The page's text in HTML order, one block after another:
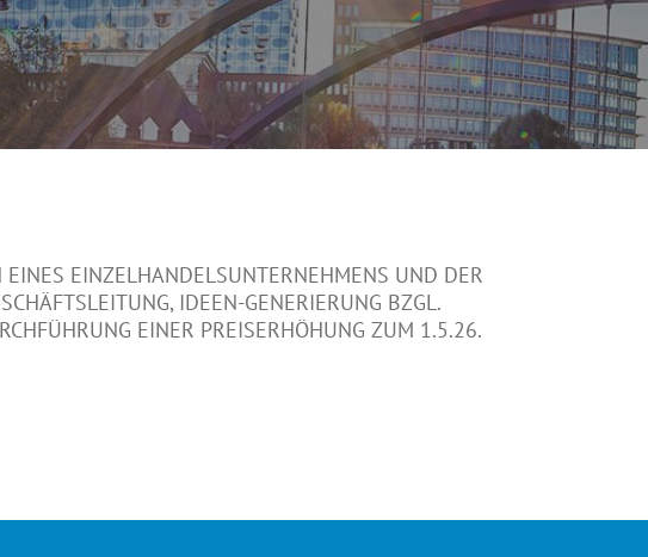
EINZELHANDELSUNTERNEHMENS UND DER
IDEEN-GENERIERUNG BZGL.
EINER PREISERHÖHUNG ZUM 1.5.26.